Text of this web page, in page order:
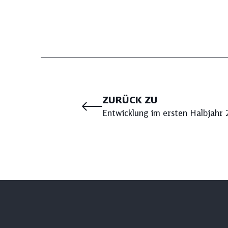
ZURÜCK ZU
Entwicklung im ersten Halbjahr